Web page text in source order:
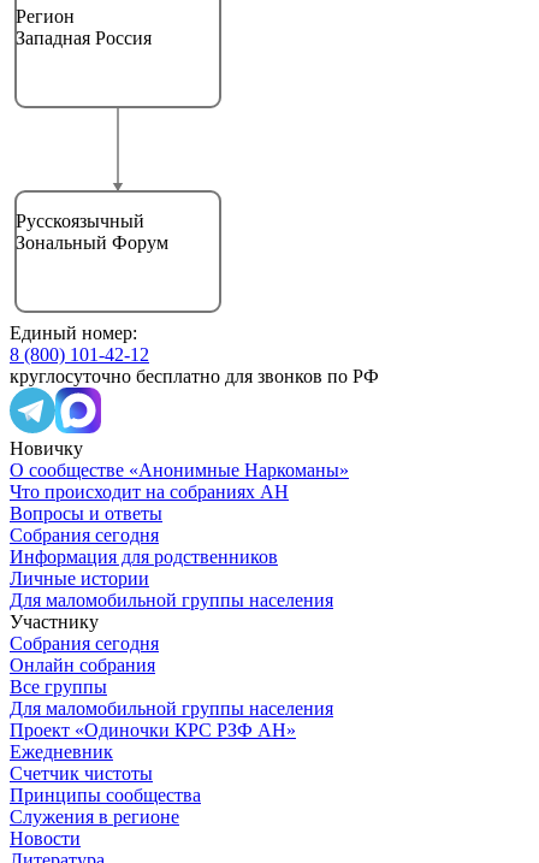
Регион
Западная Россия
Русскоязычный
Зональный Форум
Единый номер:
8 (800) 101-42-12
круглосуточно бесплатно для звонков по РФ
Новичку
О сообществе «Анонимные Наркоманы»
Что происходит на собраниях АН
Вопросы и ответы
Собрания сегодня
Информация для родственников
Личные истории
Для маломобильной группы населения
Участнику
Собрания сегодня
Онлайн собрания
Все группы
Для маломобильной группы населения
Проект «Одиночки КРС РЗФ АН»
Ежедневник
Счетчик чистоты
Принципы сообщества
Служения в регионе
Новости